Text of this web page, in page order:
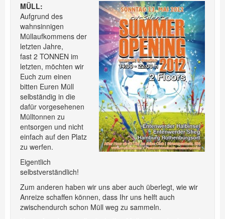
MÜLL:
Aufgrund des
wahnsinnigen
Müllaufkommens der
letzten Jahre,
fast 2 TONNEN im
letzten, möchten wir
Euch zum einen
bitten Euren Müll
selbständig in die
dafür vorgesehenen
Mülltonnen zu
entsorgen und nicht
einfach auf den Platz
zu werfen.
Eigentlich
selbstverständlich!
Zum anderen haben wir uns aber auch überlegt, wie wir
Anreize schaffen können, dass Ihr uns helft auch
zwischendurch schon Müll weg zu sammeln.